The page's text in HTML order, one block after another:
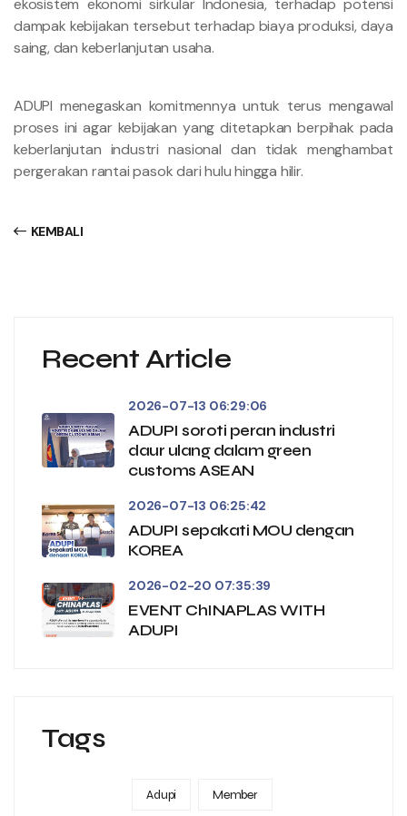
ekosistem ekonomi sirkular Indonesia, terhadap potensi
dampak kebijakan tersebut terhadap biaya produksi, daya
saing, dan keberlanjutan usaha.
ADUPI menegaskan komitmennya untuk terus mengawal
proses ini agar kebijakan yang ditetapkan berpihak pada
keberlanjutan industri nasional dan tidak menghambat
pergerakan rantai pasok dari hulu hingga hilir.
KEMBALI
Recent Article
2026-07-13 06:29:06
ADUPI soroti peran industri
daur ulang dalam green
customs ASEAN
2026-07-13 06:25:42
ADUPI sepakati MOU dengan
KOREA
2026-02-20 07:35:39
EVENT ChINAPLAS WITH
ADUPI
Tags
Adupi Member